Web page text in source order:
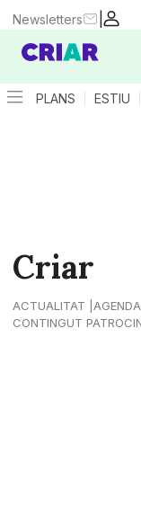
|
Newsletters
PLANS ESTIU
Criar
ACTUALITAT AGENDA
CONTINGUT